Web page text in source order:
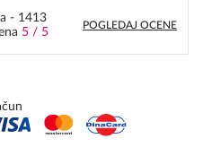
- 1413
5 / 5
POGLEDAJ OCENE